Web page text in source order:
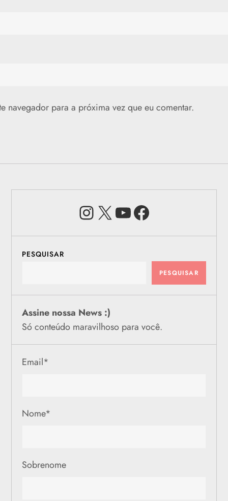
navegador para a próxima vez que eu comentar.
Instagram
X Youtube
PESQUISAR
PESQUISAR
Assine nossa News :)
Só conteúdo maravilhoso para você.
Email*
Nome*
Sobrenome